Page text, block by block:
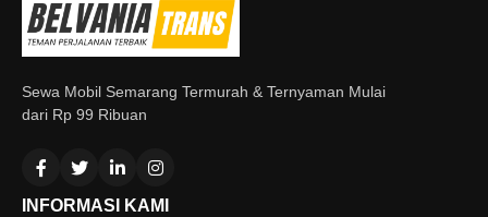
Sewa Mobil Semarang Termurah & Ternyaman Mulai
dari Rp 99 Ribuan
INFORMASI KAMI